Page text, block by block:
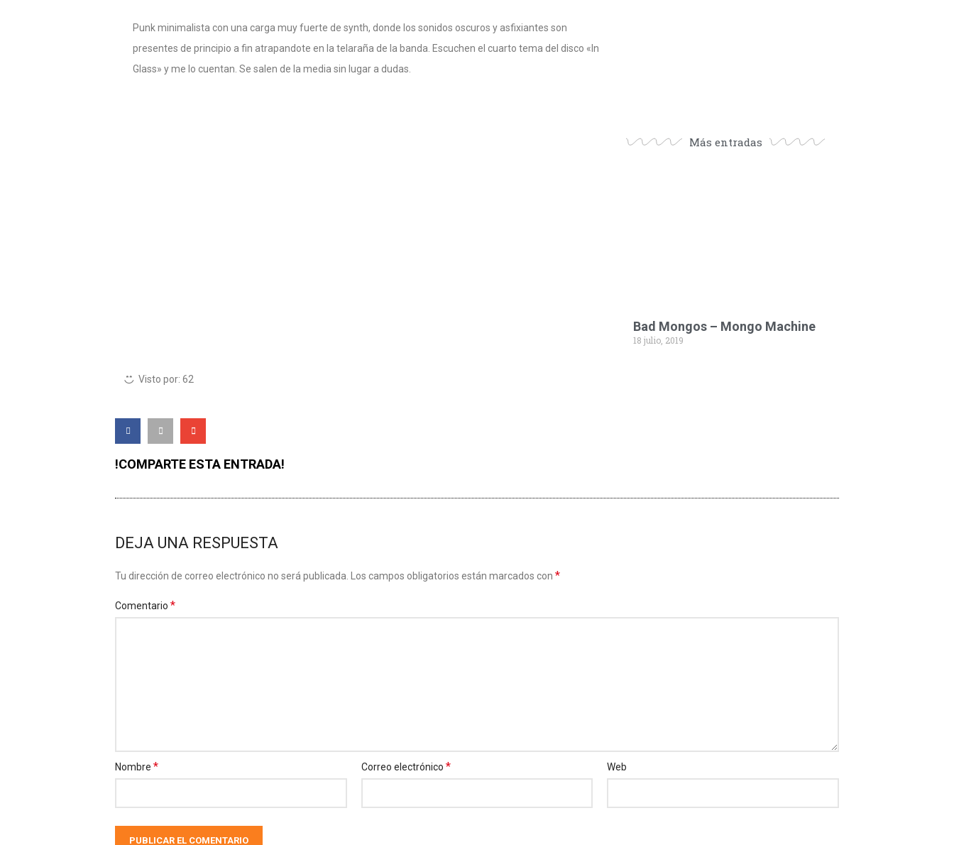
Punk minimalista con una carga muy fuerte de synth, donde los sonidos oscuros y asfixiantes son
presentes de principio a fin atrapandote en la telaraña de la banda. Escuchen el cuarto tema del disco «In
Glass» y me lo cuentan. Se salen de la media sin lugar a dudas.
Más entradas
Bad Mongos – Mongo Machine
18 julio, 2019
Visto por: 62
!COMPARTE ESTA ENTRADA!
DEJA UNA RESPUESTA
Tu dirección de correo electrónico no será publicada. Los campos obligatorios están marcados con *
Comentario *
Nombre * Correo electrónico * Web